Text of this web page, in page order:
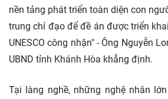
nền tảng phát triển toàn diện con
trung chỉ đạo để đề án được triển
UNESCO công nhận" - Ông Nguyễn
UBND tỉnh Khánh Hòa khẳng định.
Tại làng nghề, những nghệ nhân